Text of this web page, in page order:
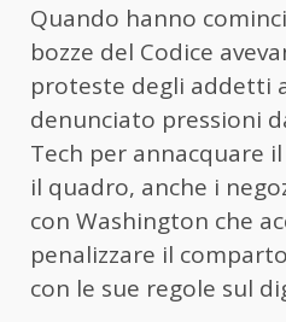
Quando hanno
bozze del Codice
proteste degli addetti
denunciato pressioni
Tech per annacquare
il quadro, anche i
con Washington che
penalizzare il
con le sue regole sul